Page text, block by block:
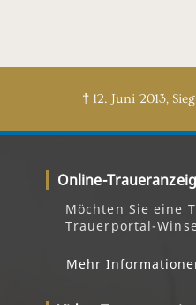
† 12. Juni 2013,
Online-
Möchten Sie eine
Trauerportal-
Mehr